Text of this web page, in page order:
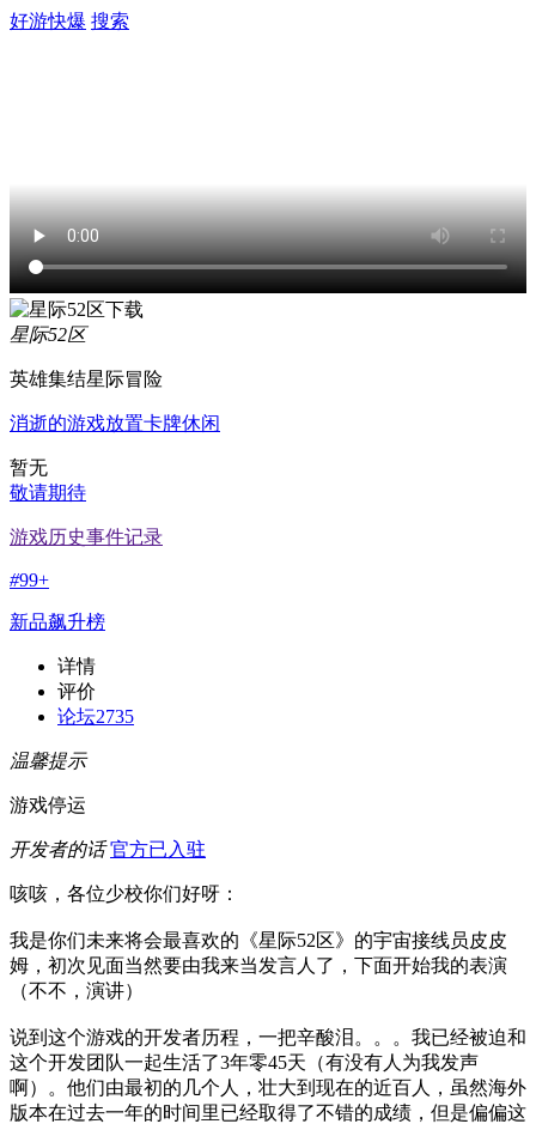
好游快爆 搜索
星际52区
英雄集结星际冒险
消逝的游戏放置卡牌休闲
暂无
敬请期待
游戏历史事件记录
#99+
新品飙升榜
详情
评价
论坛2735
温馨提示
游戏停运
开发者的话 官方已入驻
咳咳，各位少校你们好呀：
我是你们未来将会最喜欢的《星际52区》的宇宙接线员皮皮
姆，初次见面当然要由我来当发言人了，下面开始我的表演
（不不，演讲）
说到这个游戏的开发者历程，一把辛酸泪。。。我已经被迫和
这个开发团队一起生活了3年零45天（有没有人为我发声
啊）。他们由最初的几个人，壮大到现在的近百人，虽然海外
版本在过去一年的时间里已经取得了不错的成绩，但是偏偏这